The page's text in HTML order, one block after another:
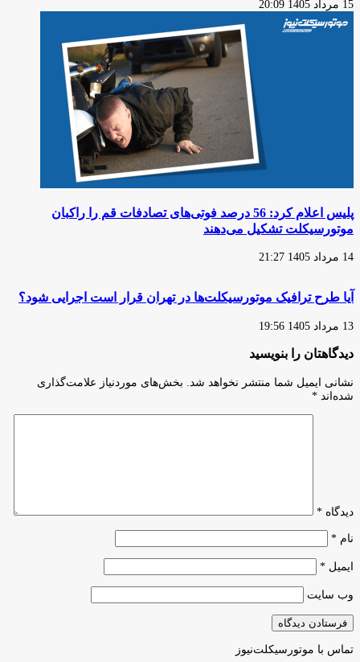
15 مرداد 1405 20:09
پلیس اعلام کرد: 56 درصد فوتی‌های تصادفات قم را راکبان
موتورسیکلت تشکیل می‌دهند
14 مرداد 1405 21:27
آیا طرح ترافیک موتورسیکلت‌ها در تهران قرار است اجرایی شود؟
13 مرداد 1405 19:56
دیدگاهتان را بنویسید
نشانی ایمیل شما منتشر نخواهد شد.
بخش‌های موردنیاز علامت‌گذاری
شده‌اند *
دیدگاه *
نام *
ایمیل *
وب‌ سایت
تماس با موتورسیکلت‌نیوز